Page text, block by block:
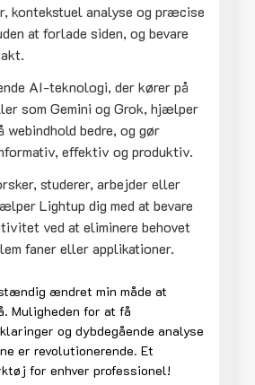
kontekstuel analyse og præcise
at forlade siden, og bevare
AI-teknologi, der kører på
som Gemini og Grok, hjælper
webindhold bedre, og gør
effektiv og produktiv.
studerer, arbejder eller
Lightup dig med at bevare
ved at eliminere behovet
faner eller applikationer.
ændret min måde at
Muligheden for at få
og dybdegående analyse
er revolutionerende. Et
for enhver professionel!